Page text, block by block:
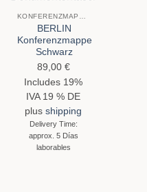
BERLIN
Konferenzmappe
Schwarz
89,00 €
Includes 19%
IVA 19 % DE
plusshipping
Delivery Time:
approx. 5 Días
laborables